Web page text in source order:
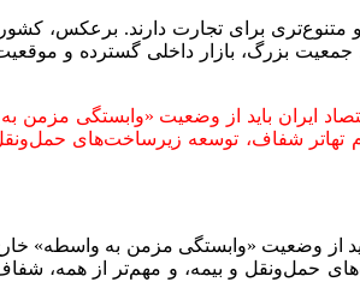
برای تجارت دارند. برعکس،
بزرگ، بازار داخلی گسترده و موقعیت
ایران باید از وضعیت «وابستگی مزمن
تهاتر شفاف، توسعه زیرساخت‌های
از وضعیت «وابستگی مزمن به واسطه»
حمل‌ونقل و بیمه، و مهم‌تر از همه،